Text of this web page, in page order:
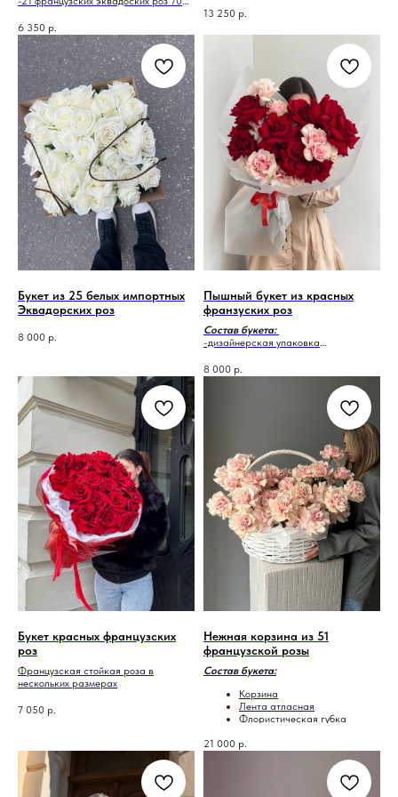
-дизайнерская упаковка
-аквабокс
-транспортировочная коробка
6 350 р.
13 250 р.
Букет из 25 белых импортных
Эквадорских роз
8 000 р.
Пышный букет из красных
франзуских роз
Состав букета:
-дизайнерская упаковка
-рока эксплорер 13 шт
8 000 р.
Букет красных французских
роз
Французская стойкая роза в
нескольких размерах
7 050 р.
Нежная корзина из 51
французской розы
Состав букета:
Корзина
Лента атласная
Флористическая губка
Французская роза - 51шт.
21 000 р.